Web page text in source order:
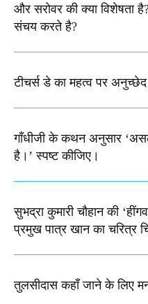
और सरोवर की क्या विशेषता
संचय करते है?
टीचर्स डे का महत्व पर
गाँधीजी के कथन अनुसार
है।’ स्पष्ट कीजिए।
सुभद्रा कुमारी चौहान की
प्रमुख पात्र खान का चरित्र
तुलसीदास कहाँ जाने के लिए